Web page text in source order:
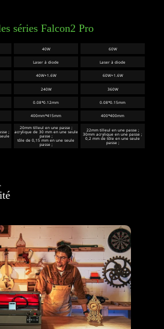
séries Falcon2 Pro
;
40W
Laser à diode
40W+1.6W
240W
0.08*0.12mm
400mm*415mm
20mm tilleul en une passe ;
acrylique de 30 mm en une seule
passe ;
tôle de 0,15 mm en une seule
passe ;
60W
Laser à diode
60W+1.6W
360W
0.08*0.15mm
400*400mm
22mm tilleul en une passe ;
30mm acrylique en une passe ;
0,2 mm de tôle en une seule
passe ;